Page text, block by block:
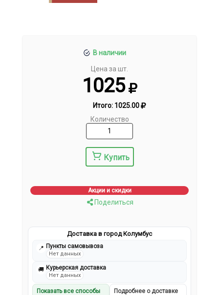
В наличии
Цена за шт.
1025
Итого: 1025.00
Количество
Купить
Акции и скидки
Поделиться
Доставка в город Колумбус
📍 Пункты самовывоза
Нет данных
🚚 Курьерская доставка
Нет данных
Показать все способы Подробнее о доставке